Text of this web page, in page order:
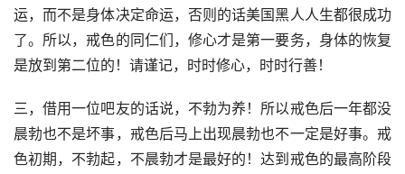
运，而不是身体决定命运，否则的话美国黑人人生都很成功
了。所以，戒色的同仁们，修心才是第一要务，身体的恢复
是放到第二位的！请谨记，时时修心，时时行善！
三，借用一位吧友的话说，不勃为养！所以戒色后一年都没
晨勃也不是坏事，戒色后马上出现晨勃也不一定是好事。戒
色初期，不勃起，不晨勃才是最好的！达到戒色的最高阶段